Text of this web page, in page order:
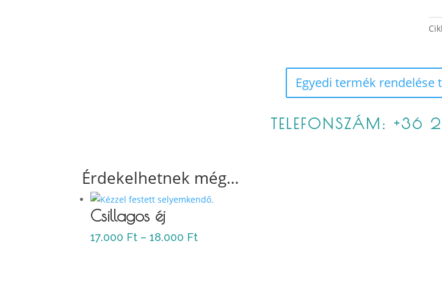
Egyedi termék rendelése
TELEFONSZÁM:
Érdekelhetnek még…
Csillagos éj
17.000 Ft – 18.000 Ft